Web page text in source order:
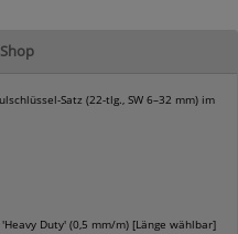
Satz (22-tlg., SW 6–32 mm) im
Duty' (0,5 mm/m) [Länge wählbar]